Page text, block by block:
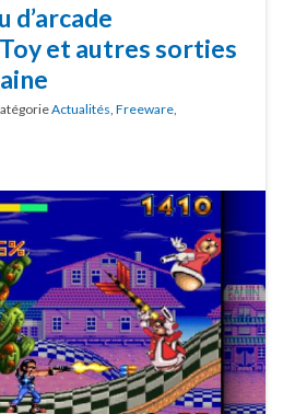
d’arcade
et autres sorties
Actualités Freeware